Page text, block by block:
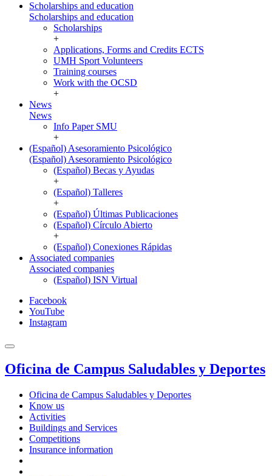
Scholarships and education
Scholarships and education
Scholarships
+
Applications, Forms and Credits ECTS
UMH Sport Volunteers
Training courses
Work with the OCSD
+
News
News
Info Paper SMU
+
(Español) Asesoramiento Psicológico
(Español) Asesoramiento Psicológico
(Español) Becas y Ayudas
+
(Español) Talleres
+
(Español) Últimas Publicaciones
(Español) Círculo Abierto
+
(Español) Conexiones Rápidas
Associated companies
Associated companies
(Español) ISN Virtual
Facebook
YouTube
Instagram
Oficina de Campus Saludables y Deportes
Oficina de Campus Saludables y Deportes
Know us
Activities
Buildings and Services
Competitions
Insurance information